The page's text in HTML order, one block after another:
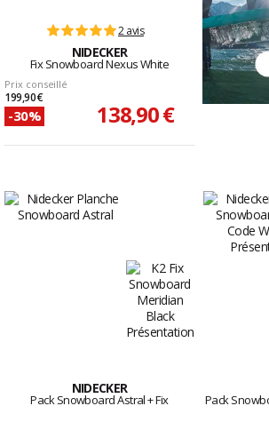
2 avis
NIDECKER
Fix Snowboard Nexus White
Prix conseillé
199,90 €
-30% 138,90 €
NIDECKER
Pack Snowboard Astral + Fix Pack